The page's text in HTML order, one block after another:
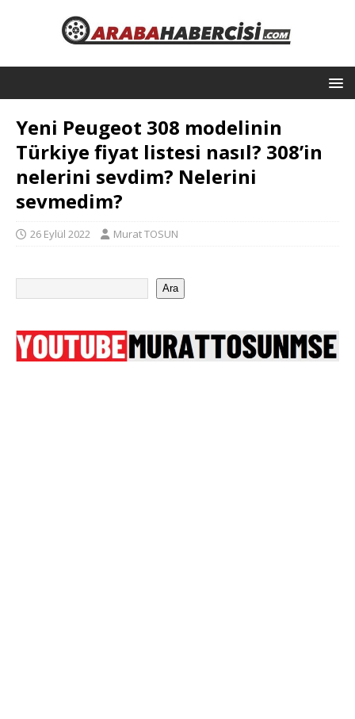
Yeni Peugeot 308 modelinin
Türkiye fiyat listesi nasıl? 308’in
nelerini sevdim? Nelerini
sevmedim?
26 Eylül 2022 Murat TOSUN
Ara